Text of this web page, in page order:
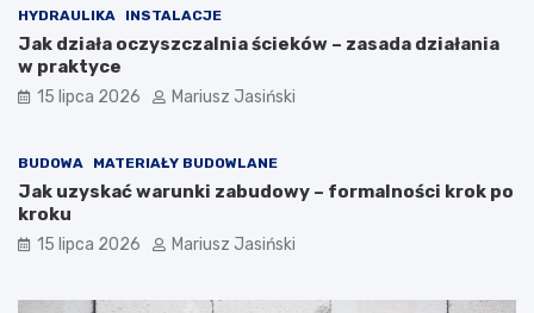
HYDRAULIKA INSTALACJE
Jak działa oczyszczalnia ścieków – zasada działania
w praktyce
15 lipca 2026 Mariusz Jasiński
BUDOWA MATERIAŁY BUDOWLANE
Jak uzyskać warunki zabudowy – formalności krok po
kroku
15 lipca 2026 Mariusz Jasiński